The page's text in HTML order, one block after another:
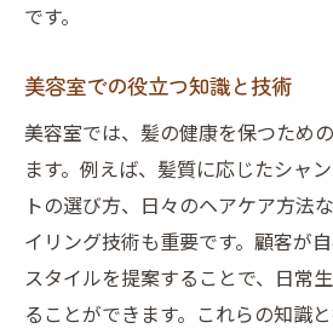
です。
美容室での役立つ知識と技術
美容室では、髪の健康を保つため
ます。例えば、髪質に応じたシャ
トの選び方、日々のヘアケア方法
イリング技術も重要です。顧客が
スタイルを提案することで、日常
ることができます。これらの知識